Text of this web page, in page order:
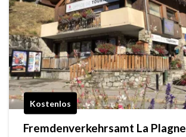
Kostenlos
Fremdenverkehrsamt La Plagne